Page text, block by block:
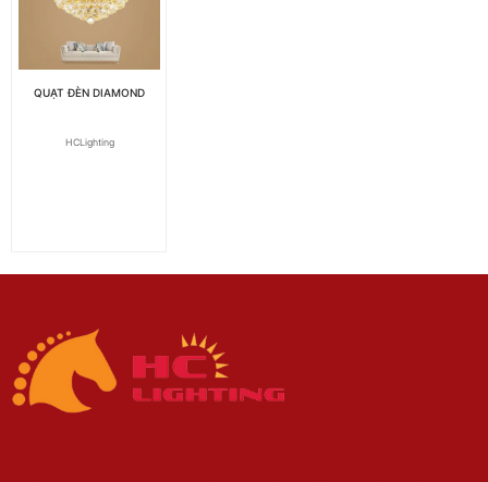
QUẠT ĐÈN DIAMOND
HCLighting